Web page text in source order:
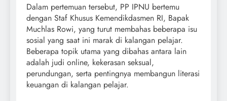
Dalam pertemuan tersebut, PP IPNU bertemu
dengan Staf Khusus Kemendikdasmen RI, Bapak
Muchlas Rowi, yang turut membahas beberapa isu
sosial yang saat ini marak di kalangan pelajar.
Beberapa topik utama yang dibahas antara lain
adalah judi online, kekerasan seksual,
perundungan, serta pentingnya membangun literasi
keuangan di kalangan pelajar.